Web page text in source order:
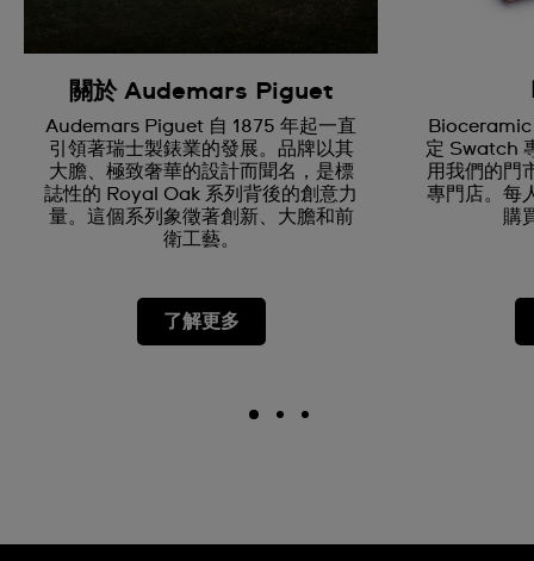
關於 Audemars Piguet
Audemars Piguet 自 1875 年起一直
引領著瑞士製錶業的發展。品牌以其
大膽、極致奢華的設計而聞名，是標
誌性的 Royal Oak 系列背後的創意力
量。這個系列象徵著創新、大膽和前
衛工藝。
了解更多
定 Swatch
用我們的門
專門店。每
購